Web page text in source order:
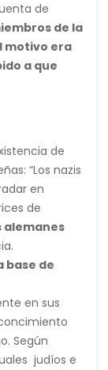
de
de la
motivo era
a que
de
“Los nazis
en
de
alemanes
base de
en sus
Según
judíos e